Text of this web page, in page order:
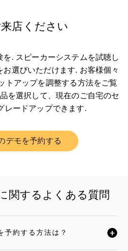
店ください
. スピーカーシステムを試聴し
選びいただけます. お客様個々
トアップを調整する方法をご覧
を選択して、現在のご自宅のセ
レードアップできます.
デモを予約する
Link Opens in New Tab
関するよくある質問
予約する方法は？
読みいただけます